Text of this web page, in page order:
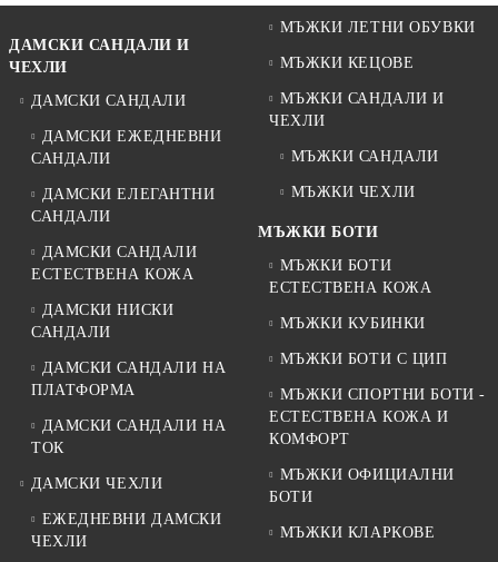
ДАМСКИ САНДАЛИ И
ЧЕХЛИ
ДАМСКИ САНДАЛИ
ДАМСКИ ЕЖЕДНЕВНИ
САНДАЛИ
ДАМСКИ ЕЛЕГАНТНИ
САНДАЛИ
ДАМСКИ САНДАЛИ
ЕСТЕСТВЕНА КОЖА
ДАМСКИ НИСКИ
САНДАЛИ
ДАМСКИ САНДАЛИ НА
ПЛАТФОРМА
ДАМСКИ САНДАЛИ НА
ТОК
ДАМСКИ ЧЕХЛИ
ЕЖЕДНЕВНИ ДАМСКИ
ЧЕХЛИ
МЪЖКИ ЛЕТНИ ОБУВКИ
МЪЖКИ КЕЦОВЕ
МЪЖКИ САНДАЛИ И
ЧЕХЛИ
МЪЖКИ САНДАЛИ
МЪЖКИ ЧЕХЛИ
МЪЖКИ БОТИ
МЪЖКИ БОТИ
ЕСТЕСТВЕНА КОЖА
МЪЖКИ КУБИНКИ
МЪЖКИ БОТИ С ЦИП
МЪЖКИ СПОРТНИ БОТИ -
ЕСТЕСТВЕНА КОЖА И
КОМФОРТ
МЪЖКИ ОФИЦИАЛНИ
БОТИ
МЪЖКИ КЛАРКОВЕ